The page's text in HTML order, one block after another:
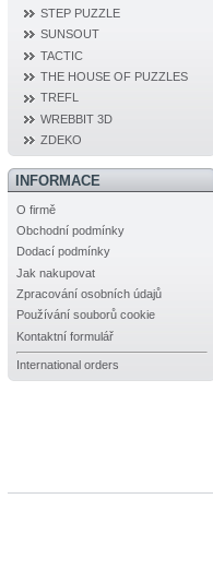
STEP PUZZLE
SUNSOUT
TACTIC
THE HOUSE OF PUZZLES
TREFL
WREBBIT 3D
ZDEKO
INFORMACE
O firmě
Obchodní podmínky
Dodací podmínky
Jak nakupovat
Zpracování osobních údajů
Používání souborů cookie
Kontaktní formulář
International orders